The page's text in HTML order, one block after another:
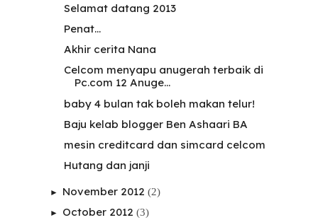
Selamat datang 2013
Penat...
Akhir cerita Nana
Celcom menyapu anugerah terbaik di
Pc.com 12 Anuge...
baby 4 bulan tak boleh makan telur!
Baju kelab blogger Ben Ashaari BA
mesin creditcard dan simcard celcom
Hutang dan janji
► November 2012 (2)
► October 2012 (3)